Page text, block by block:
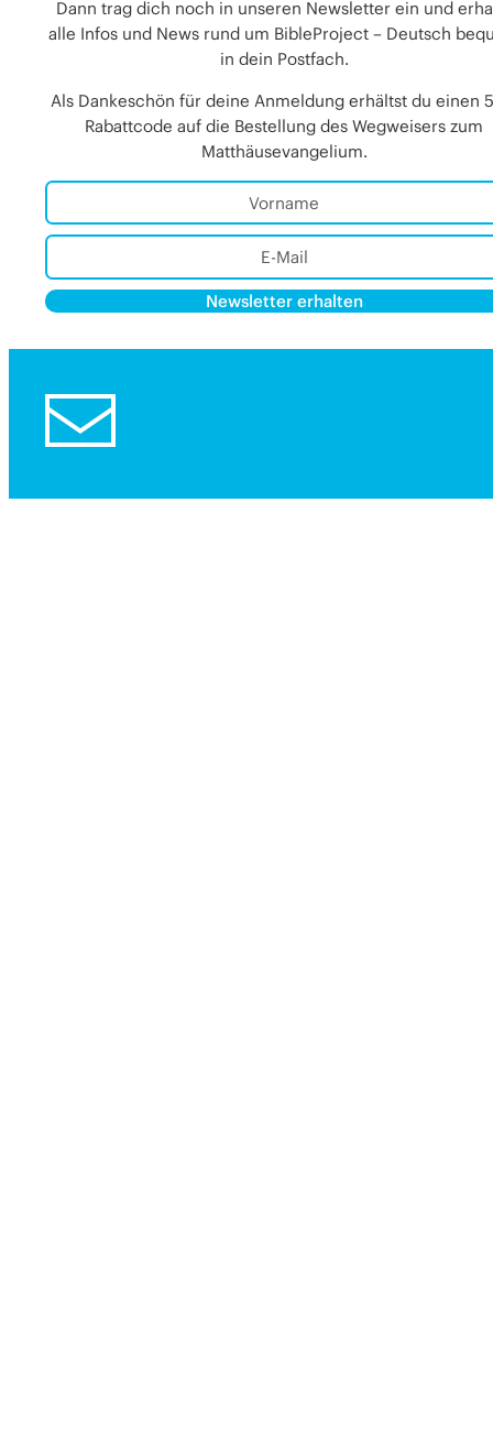
Dann trag dich noch in unseren Newsletter ein und
alle Infos und News rund um BibleProject – Deutsch
in dein Postfach.
Als Dankeschön für deine Anmeldung erhältst du einen
Rabattcode auf die Bestellung des Wegweisers zum
Matthäusevangelium.
Newsletter erhalten